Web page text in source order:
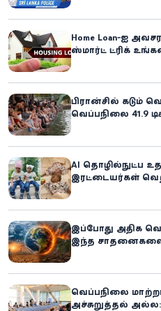
Home Loan-ஐ
ஸ்மார்ட் ட்ரிக்
பிரான்சில் கடும்
வெப்பநிலை 41.9
AI தொழில்நுட்ப
இரட்டையர்கள்
இப்போது அதிக
இந்த சாதனைகளை
வெப்பநிலை
அச்சுறுத்தல் அல்ல: